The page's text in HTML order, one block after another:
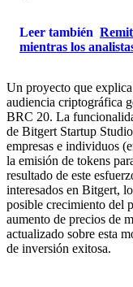
Leer también
mientras los
Un proyecto que
audiencia criptográfica
BRC 20. La
de Bitgert Startup
empresas e individuos
la emisión de tokens
resultado de este
interesados ​​en Bitgert,
posible crecimiento del
aumento de precios de
actualizado sobre esta
de inversión exitosa.